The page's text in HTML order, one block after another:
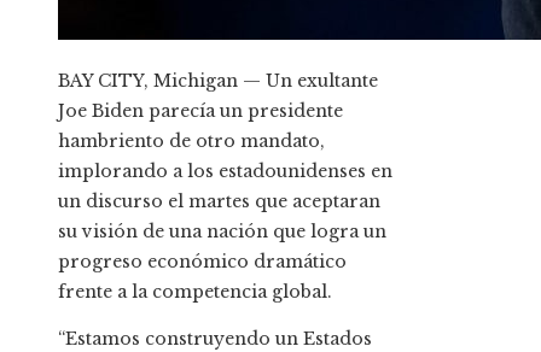
BAY CITY, Michigan — Un exultante
Joe Biden parecía un presidente
hambriento de otro mandato,
implorando a los estadounidenses en
un discurso el martes que aceptaran
su visión de una nación que logra un
progreso económico dramático
frente a la competencia global.
“Estamos construyendo un Estados